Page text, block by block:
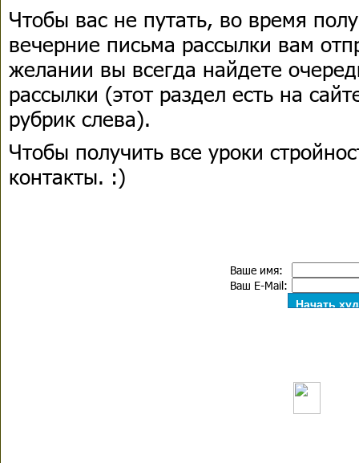
Чтобы вас не путать, во время
вечерние письма рассылки вам
желании вы всегда найдете
рассылки (этот раздел есть на
рубрик слева).
Чтобы получить все уроки
контакты. :)
Ваше имя:
Ваш E-Mail: